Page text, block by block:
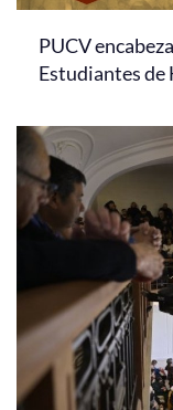
PUCV
Estudiantes